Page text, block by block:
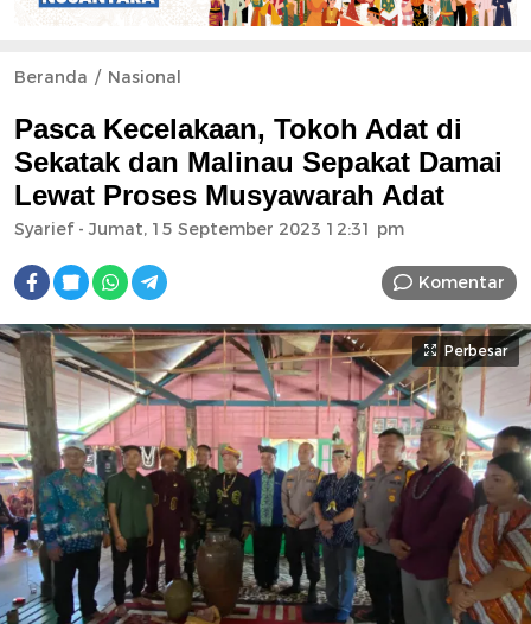
Beranda Nasional
Pasca Kecelakaan, Tokoh Adat di
Sekatak dan Malinau Sepakat Damai
Lewat Proses Musyawarah Adat
Syarief- Jumat, 15 September 2023 12:31 pm
Komentar
Perbesar